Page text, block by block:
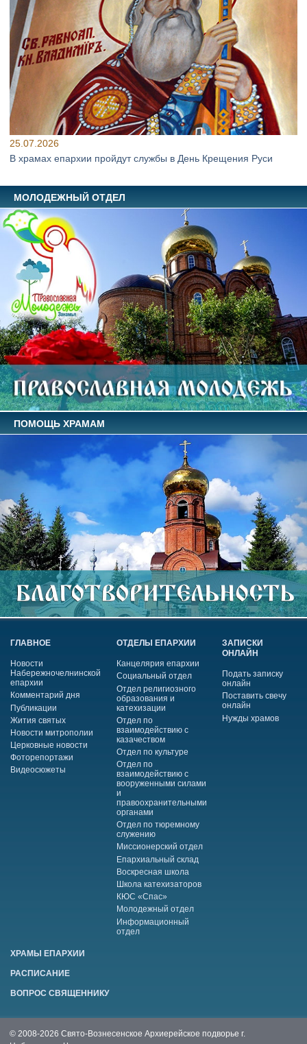
25.07.2026
В храмах епархии пройдут службы в День Крещения Руси
МОЛОДЕЖНЫЙ ОТДЕЛ
ПОМОЩЬ ХРАМАМ
ГЛАВНОЕ
Новости
Набережночелнинской
епархии
Комментарий дня
Публикации
Жития святых
Новости митрополии
Церковные новости
Фоторепортажи
Видеосюжеты
ОТДЕЛЫ ЕПАРХИИ
Канцелярия епархии
Социальный отдел
Отдел религиозного
образования и
катехизации
Отдел по
взаимодействию с
казачеством
Отдел по культуре
Отдел по
взаимодействию с
вооруженными силами
и
правоохранительными
органами
Отдел по тюремному
служению
Миссионерский отдел
Епархиальный склад
Воскресная школа
Школа катехизаторов
КЮС «Спас»
Молодежный отдел
Информационный
отдел
ЗАПИСКИ
ОНЛАЙН
Подать записку
онлайн
Поставить свечу
онлайн
Нужды храмов
ХРАМЫ ЕПАРХИИ
РАСПИСАНИЕ
ВОПРОС СВЯЩЕННИКУ
© 2008-2026 Свято-Вознесенское Архиерейское подворье г.